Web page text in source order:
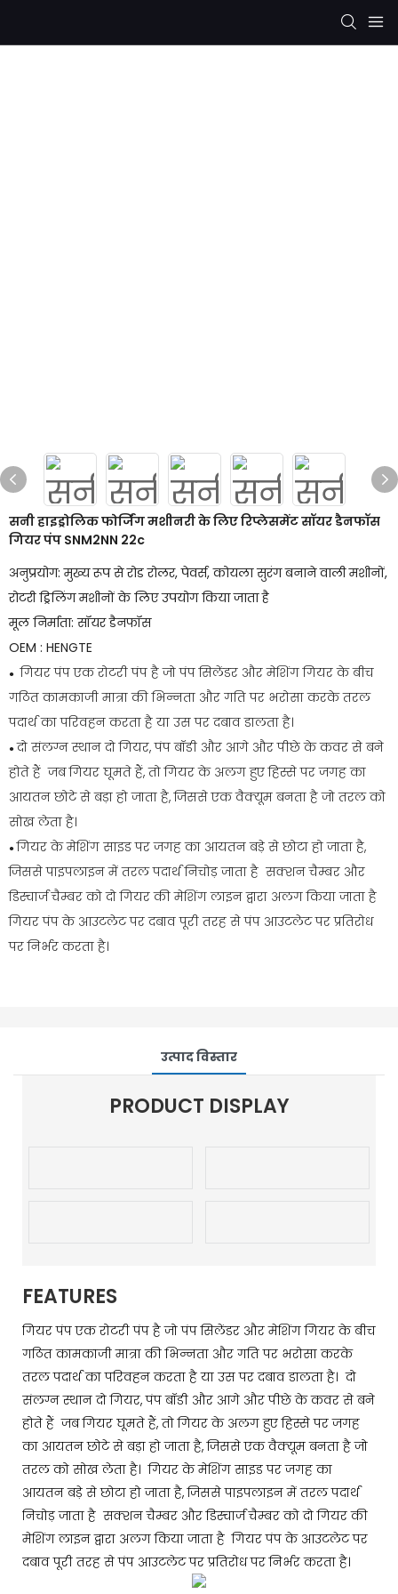
सनी हाइड्रोलिक फोर्जिंग मशीनरी के लिए रिप्लेसमेंट सॉयर डैनफॉस
गियर पंप SNM2NN 22c
अनुप्रयोग: मुख्य रूप से रोड रोलर, पेवर्स, कोयला सुरंग बनाने वाली मशीनों,
रोटरी ड्रिलिंग मशीनों के लिए उपयोग किया जाता है
मूल निर्माता: सॉयर डैनफॉस
OEM : HENGTE
● गियर पंप एक रोटरी पंप है जो पंप सिलेंडर और मेशिंग गियर के बीच
गठित कामकाजी मात्रा की भिन्नता और गति पर भरोसा करके तरल
पदार्थ का परिवहन करता है या उस पर दबाव डालता है।
● दो संलग्न स्थान दो गियर, पंप बॉडी और आगे और पीछे के कवर से बने
होते हैं जब गियर घूमते हैं, तो गियर के अलग हुए हिस्से पर जगह का
आयतन छोटे से बड़ा हो जाता है, जिससे एक वैक्यूम बनता है जो तरल को
सोख लेता है।
● गियर के मेशिंग साइड पर जगह का आयतन बड़े से छोटा हो जाता है,
जिससे पाइपलाइन में तरल पदार्थ निचोड़ जाता है सक्शन चैम्बर और
डिस्चार्ज चैम्बर को दो गियर की मेशिंग लाइन द्वारा अलग किया जाता है
गियर पंप के आउटलेट पर दबाव पूरी तरह से पंप आउटलेट पर प्रतिरोध
पर निर्भर करता है।
उत्पाद विस्तार
PRODUCT DISPLAY
FEATURES
गियर पंप एक रोटरी पंप है जो पंप सिलेंडर और मेशिंग गियर के बीच
गठित कामकाजी मात्रा की भिन्नता और गति पर भरोसा करके
तरल पदार्थ का परिवहन करता है या उस पर दबाव डालता है। दो
संलग्न स्थान दो गियर, पंप बॉडी और आगे और पीछे के कवर से बने
होते हैं जब गियर घूमते हैं, तो गियर के अलग हुए हिस्से पर जगह
का आयतन छोटे से बड़ा हो जाता है, जिससे एक वैक्यूम बनता है जो
तरल को सोख लेता है। गियर के मेशिंग साइड पर जगह का
आयतन बड़े से छोटा हो जाता है, जिससे पाइपलाइन में तरल पदार्थ
निचोड़ जाता है सक्शन चैम्बर और डिस्चार्ज चैम्बर को दो गियर की
मेशिंग लाइन द्वारा अलग किया जाता है गियर पंप के आउटलेट पर
दबाव पूरी तरह से पंप आउटलेट पर प्रतिरोध पर निर्भर करता है।